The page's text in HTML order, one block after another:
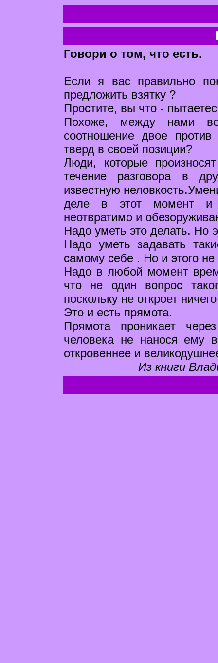
Говори о том, что есть.
Если я вас правильно
предложить взятку ?
Простите, вы что -
Похоже, между нами
соотношение двое
тверд в своей позиции?
Люди, которые
течение разговора в
известную
деле в этот момент и
неотвратимо и
Надо уметь это делать. Но
Надо уметь задавать
самому себе . Но и этого не
Надо в любой момент
что не один вопрос
поскольку не откроет
Это и есть прямота.
Прямота проникает
человека не нанося ему
откровеннее и
Из книги